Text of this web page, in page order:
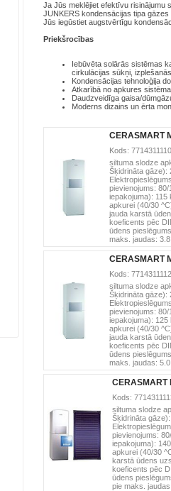
Ja Jūs meklējiet efektīvu risinājumu
JUNKERS kondensācijas tipa
Jūs iegūstiet augstvērtīgu
Priekšrocības
Iebūvēta solārās sistēmas
cirkulācijas sūkņi,
Kondensācijas tehnoloģija
Atkarībā no apkures
Daudzveidīga gaisa/
Moderns dizains un ērta
CERASMART
Kods:
siltuma slodze
Šķidrināta gāze):
pievienojums:
iepakojuma):
apkurei (40/30
jauda karstā
koeficents pēc
ūdens
maks. jaudas:
CERASMART
Kods:
siltuma slodze
Šķidrināta gāze):
pievienojums:
iepakojuma):
apkurei (40/30
jauda karstā
koeficents pēc
ūdens
maks. jaudas:
CERASMART
Kods:
siltuma slodze
Šķidrināta gāze):
pievienojums:
iepakojuma):
apkurei (40/30
karstā ūdens
koeficents pēc
ūdens
pie maks.